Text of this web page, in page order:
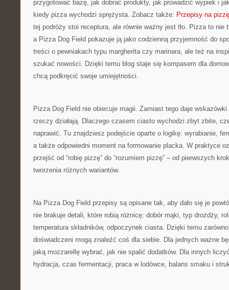
przygotować bazę, jak dobrać produkty, jak prowadzić wypiek i
kiedy pizza wychodzi sprężysta. Zobacz także: Przepisy na pizzę
tej podróży stoi receptura, ale równie ważny jest tło. Pizza to
a Pizza Dog Field pokazuje ją jako codzienną przyjemność do
treści o pewniakach typu margherita czy marinara, ale też na
szukać nowości. Dzięki temu blog staje się kompasem dla
chcą podkręcić swoje umiejętności.
Pizza Dog Field nie obiecuje magii. Zamiast tego daje wskazówki
rzeczy działają. Dlaczego czasem ciasto wychodzi zbyt zbite,
naprawić. Tu znajdziesz podejście oparte o logikę: wyrabianie,
a także odpowiedni moment na formowanie placka. W praktyce
przejść od “robię pizzę” do “rozumiem pizzę” – od pierwszych
tworzenia różnych wariantów.
Na Pizza Dog Field przepisy są opisane tak, aby dało się je
nie brakuje detali, które robią różnicę: dobór mąki, typ drożdży,
temperatura składników, odpoczynek ciasta. Dzięki temu
doświadczeni mogą znaleźć coś dla siebie. Dla jednych ważne
jaką mozzarellę wybrać, jak nie spalić dodatków. Dla innych
hydracja, czas fermentacji, praca w lodówce, balans smaku i